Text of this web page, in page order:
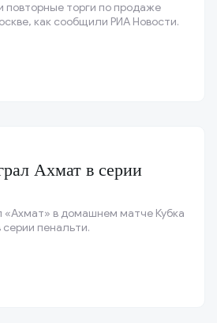
торги по продаже
как сообщили РИА Новости.
Ахмат в серии
«Ахмат» в домашнем матче Кубка
серии пенальти.